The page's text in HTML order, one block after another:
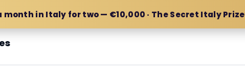
month in Italy for two — €10,000 · The Secret Italy Prize